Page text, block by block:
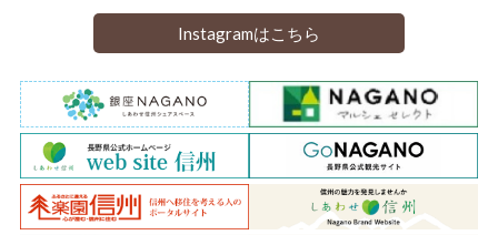
Instagramはこちら